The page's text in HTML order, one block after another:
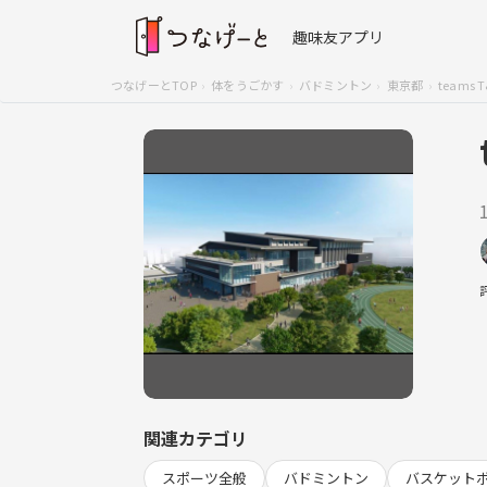
趣味友アプリ
つなげーとTOP 体をうごかす バドミントン 東京都 teams
関連カテゴリ
スポーツ全般 バドミントン バスケット